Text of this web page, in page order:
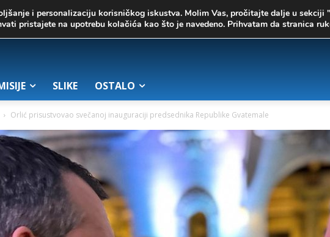
SLIKE OSTALO
Orlić prisustvovao svečanoj inauguraciji predsednika Republike Gvatemale
i personalizaciju korisničkog iskustva. Molim Vas, pročitajte dalje u
pristajete na upotrebu kolačića kao što je navedeno. Prihvatam da stranica